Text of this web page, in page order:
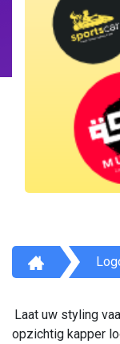
Laat uw styling
opzichtig kapper